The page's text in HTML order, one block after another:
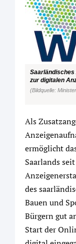
Saarländisches
zur digitalen
(Bildquelle:
Als
ermöglicht
Saarlands
des
Bauen und
Bürgern gut
Start der